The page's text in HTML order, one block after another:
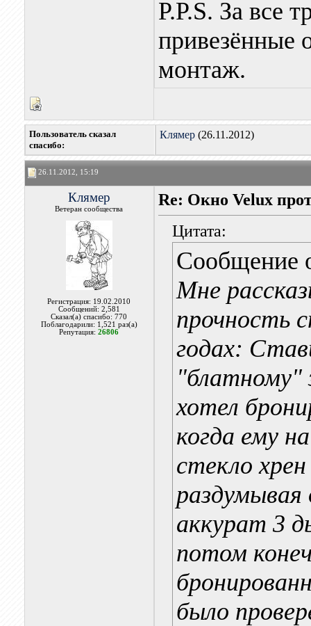
P.P.S. За все
привезённые
монтаж.
Пользователь сказал
cпасибо:
Клямер(26.11.2012)
26.11.2012, 15:19
Клямер
Ветеран сообщества
Регистрация: 19.02.2010
Сообщений: 2,581
Сказал(а) спасибо: 770
Поблагодарили: 1,521 раз(а)
Репутация:26806
Re: Окно Velux
Цитата:
Сообщение
Мне
прочность
годах:
"блатному"
хотел
когда ему
стекло
раздумывая
аккурат 3
потом
было